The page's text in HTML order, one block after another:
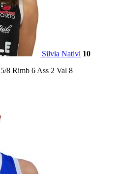
Silvia Nativi 10
5/8 Rimb 6 Ass 2 Val 8